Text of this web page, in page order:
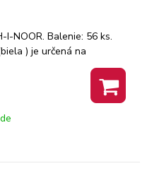
I-NOOR. Balenie: 56 ks.
) je určená na
tvrdostí. 1/3 Tvrdá
čiar a škvŕn atramentu,
túh rozmery: